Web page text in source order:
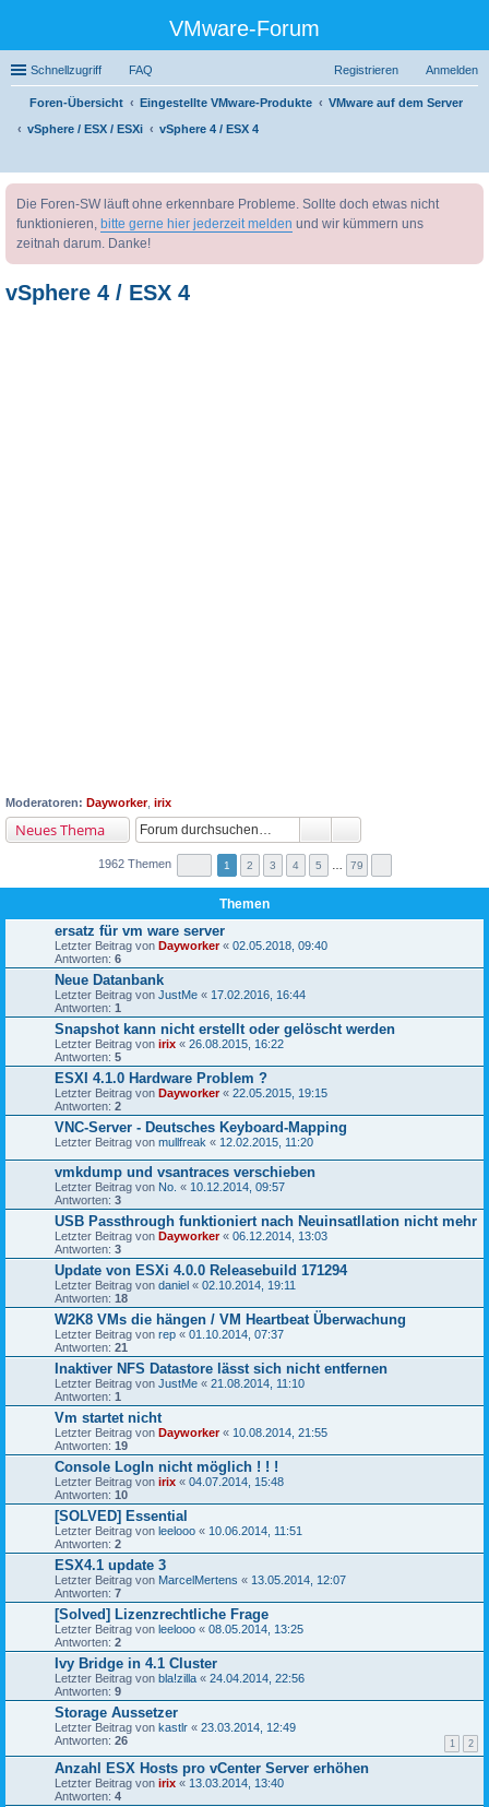
VMware-Forum
Schnellzugriff FAQ Anmelden
Registrieren
Foren-Übersicht Eingestellte VMware-Produkte
VMware auf dem Server
vSphere / ESX / ESXi
vSphere 4 / ESX 4
uc
Die Foren-SW läuft ohne erkennbare Probleme. Sollte doch etwas nicht
funktionieren, bitte gerne hier jederzeit melden und wir kümmern uns
zeitnah darum. Danke!
vSphere 4 / ESX 4
Moderatoren: Dayworker, irix
Neues Thema
1962 Themen 1 2 3 4 5 79
Themen
ersatz für vm ware server
Letzter Beitrag von Dayworker« 02.05.2018, 09:40
Antworten: 6
Neue Datanbank
Letzter Beitrag von JustMe « 17.02.2016, 16:44
Antworten: 1
Snapshot kann nicht erstellt oder gelöscht werden
Letzter Beitrag von irix « 26.08.2015, 16:22
Antworten: 5
ESXI 4.1.0 Hardware Problem ?
Letzter Beitrag von Dayworker« 22.05.2015, 19:15
Antworten: 2
VNC-Server - Deutsches Keyboard-Mapping
Letzter Beitrag von mullfreak « 12.02.2015, 11:20
vmkdump und vsantraces verschieben
Letzter Beitrag von No. « 10.12.2014, 09:57
Antworten: 3
USB Passthrough funktioniert nach Neuinsatllation nicht mehr
Letzter Beitrag von Dayworker« 06.12.2014, 13:03
Antworten: 3
Update von ESXi 4.0.0 Releasebuild 171294
Letzter Beitrag von daniel « 02.10.2014, 19:11
Antworten: 18
W2K8 VMs die hängen / VM Heartbeat Überwachung
Letzter Beitrag von rep « 01.10.2014, 07:37
Antworten: 21
Inaktiver NFS Datastore lässt sich nicht entfernen
Letzter Beitrag von JustMe « 21.08.2014, 11:10
Antworten: 1
Vm startet nicht
Letzter Beitrag von Dayworker« 10.08.2014, 21:55
Antworten: 19
Console LogIn nicht möglich ! ! !
Letzter Beitrag von irix « 04.07.2014, 15:48
Antworten: 10
[SOLVED] Essential
Letzter Beitrag von leelooo « 10.06.2014, 11:51
Antworten: 2
ESX4.1 update 3
Letzter Beitrag von MarcelMertens « 13.05.2014, 12:07
Antworten: 7
[Solved] Lizenzrechtliche Frage
Letzter Beitrag von leelooo « 08.05.2014, 13:25
Antworten: 2
Ivy Bridge in 4.1 Cluster
Letzter Beitrag von bla!zilla « 24.04.2014, 22:56
Antworten: 9
Storage Aussetzer
Letzter Beitrag von kastlr « 23.03.2014, 12:49
Antworten: 26 1 2
Anzahl ESX Hosts pro vCenter Server erhöhen
Letzter Beitrag von irix « 13.03.2014, 13:40
Antworten: 4